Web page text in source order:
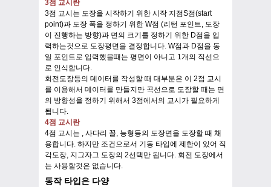
3점 교시란
3점 교시는 도장을 시작하기 위한 시작 지점S점(start
point)과 도장 폭을 정하기 위한 W점 (리턴 포인트, 도장
이 진행하는 방향)과 면의 크기를 정하기 위한 D점을 입
력하는것으로 도장평면을 결정합니다. W점과 D점을 동
일 포인트로 입력했을때는 평면이 아니고 1개의 직선으
로 인식합니다.
회전도장등의 데이터를 작성할 때 대부분은 이 2점 교시
를 이용해서 데이터를 만들지만 곡선으로 도장할 때는 면
의 방향성을 정하기 위해서 3점에서의 교시가 필요하게
됩니다.
4점 교시란
4점 교시는 , 사다리 꼴, 능형등의 도장면을 도장할 때 채
용합니다. 하지만 조건으로서 기동 타입에 제한이 있어 직
각도장, 지그자그 도장의 2선택만 됩니다. 회전 도장에서
는 사용할것은 없습니다.
동작 타입은 다양